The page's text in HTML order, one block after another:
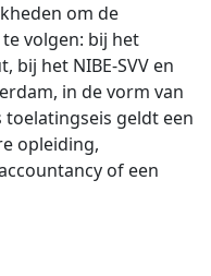
om de
volgen: bij het
bij het NIBE-SVV en
in de vorm van
geldt een
opleiding,
of een